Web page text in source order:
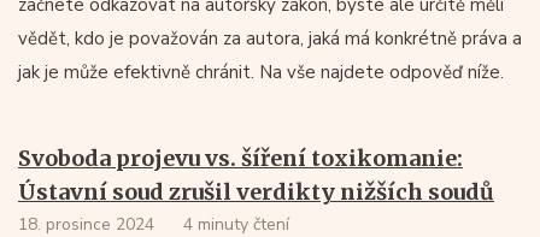
začnete odkazovat na autorský zákon, byste ale určitě měli
vědět, kdo je považován za autora, jaká má konkrétně práva a
jak je může efektivně chránit. Na vše najdete odpověď níže.
Svoboda projevu vs. šíření toxikomanie:
Ústavní soud zrušil verdikty nižších soudů
18. prosince 2024 4 minuty čtení